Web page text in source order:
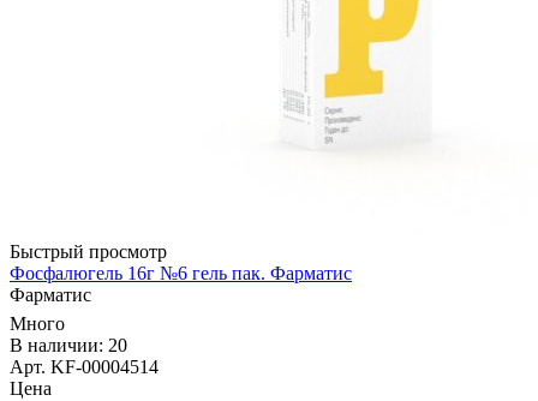
Быстрый просмотр
Фосфалюгель 16г №6 гель пак. Фарматис
Фарматис
Много
В наличии: 20
Арт. KF-00004514
Цена